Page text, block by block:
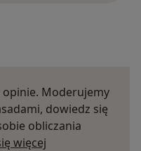
Moderujemy
dowiedz się
obliczania
więcej